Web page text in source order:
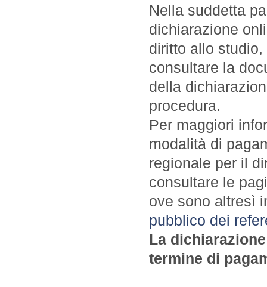
Nella suddetta
dichiarazione
diritto allo
consultare la
della
procedura.
Per maggiori
modalità di
regionale per il
consultare le
ove sono altresì
pubblico dei
La
termine di